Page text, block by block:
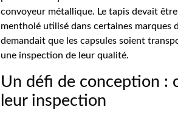
convoyeur métallique. Le tapis devait
mentholé utilisé dans certaines marques
demandait que les capsules soient
une inspection de leur qualité.
Un défi de conception :
leur inspection